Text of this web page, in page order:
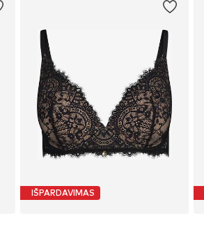
IŠPARDAVIMAS